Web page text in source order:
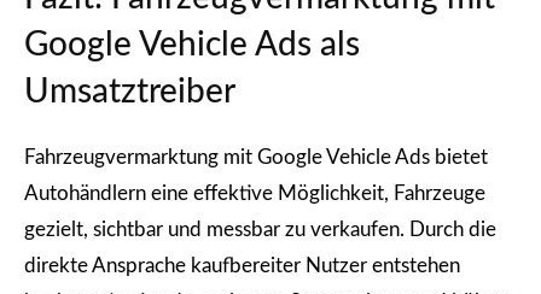
Google Vehicle Ads als
Umsatztreiber
Fahrzeugvermarktung mit Google Vehicle Ads bietet
Autohändlern eine effektive Möglichkeit, Fahrzeuge
gezielt, sichtbar und messbar zu verkaufen. Durch die
direkte Ansprache kaufbereiter Nutzer entstehen